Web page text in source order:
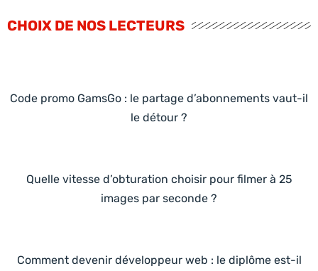
CHOIX DE NOS LECTEURS
Code promo GamsGo : le partage d’abonnements vaut-il
le détour ?
Quelle vitesse d’obturation choisir pour filmer à 25
images par seconde ?
Comment devenir développeur web : le diplôme est-il